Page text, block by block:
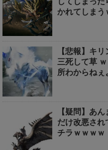
かれてしまう
【悲報】キ
三死して草
所わからねぇ
【疑問】あ
だけ改悪さ
チラｗｗｗｗ